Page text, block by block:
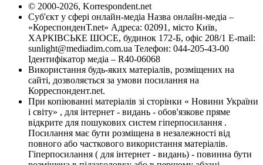
© 2000-2026, Korrespondent.net
Суб'єкт у сфері онлайн-медіа Назва онлайн-медіа –
«КореспонденТ.net» Адреса: 02091, місто Київ,
ХАРКІВСЬКЕ ШОСЕ, будинок 172-Б, офіс 208/1 E-mail:
sunlight@mediadim.com.ua Телефон: 044-205-43-00
Ідентифікатор медіа – R40-06068
Використання будь-яких матеріалів, розміщених на
сайті, дозволяється за умови посилання на
Корреспондент.net.
При копіюванні матеріалів зі сторінки « Новини України
і світу» , для інтернет - видань - обов'язкове пряме
відкрите для пошукових систем гіперпосилання .
Посилання має бути розміщена в незалежності від
повного або часткового використання матеріалів.
Гіперпосилання ( для інтернет - видань) - повинна бути